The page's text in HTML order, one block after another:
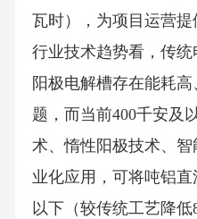
瓦时），为项目运营
行业技术趋势看，传
阳极电解槽存在能耗
题，而当前400千安及
术、惰性阳极技术、
业化应用，可将吨铝
以下（较传统工艺降